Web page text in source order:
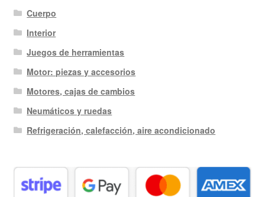
Cuerpo
Interior
Juegos de herramientas
Motor: piezas y accesorios
Motores, cajas de cambios
Neumáticos y ruedas
Refrigeración, calefacción, aire acondicionado